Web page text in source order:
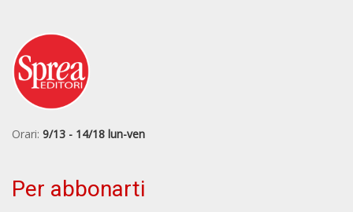
Orari: 9/13 - 14/18 lun-ven
Per abbonarti